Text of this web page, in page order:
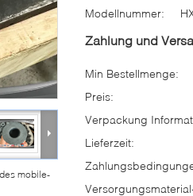
mobile-
Modellnummer:
Zahlung und
Min Bestellmenge:
Preis:
Verpackung
Lieferzeit: